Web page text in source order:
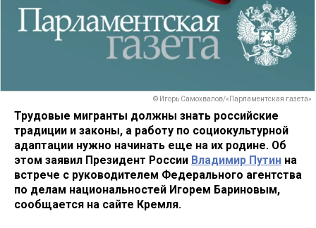
© Игорь Самохвалов/«Парламентская газета»
Трудовые мигранты должны знать российские
традиции и законы, а работу по социокультурной
адаптации нужно начинать еще на их родине. Об
этом заявил Президент России Владимир Путин на
встрече с руководителем Федерального агентства
по делам национальностей Игорем Бариновым,
сообщается на сайте Кремля.